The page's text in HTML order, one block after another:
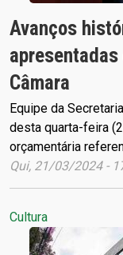
Avanços
Câmara
Equipe da
desta quarta-feira
orçamentária
Qui, 21/03/2024 -
Cultura